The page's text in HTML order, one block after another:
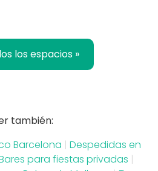
los espacios »
también:
Barcelona | Despedidas en
para fiestas privadas |